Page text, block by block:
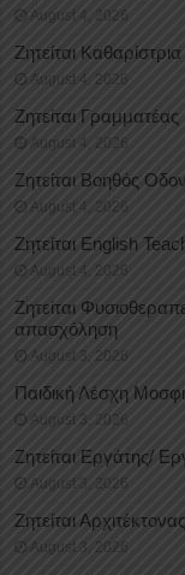
August 4, 2026
Ζητείται Καθαρίστρια
August 4, 2026
Ζητείται Γραμματέας
August 4, 2026
Ζητείται Βοηθός
August 4, 2026
Ζητείται English
August 4, 2026
Ζητείται
απασχόληση
August 3, 2026
Παιδική Λέσχη
August 3, 2026
Ζητείται Εργάτης/
August 3, 2026
Ζητείται Αρχιτέκτονας
August 3, 2026